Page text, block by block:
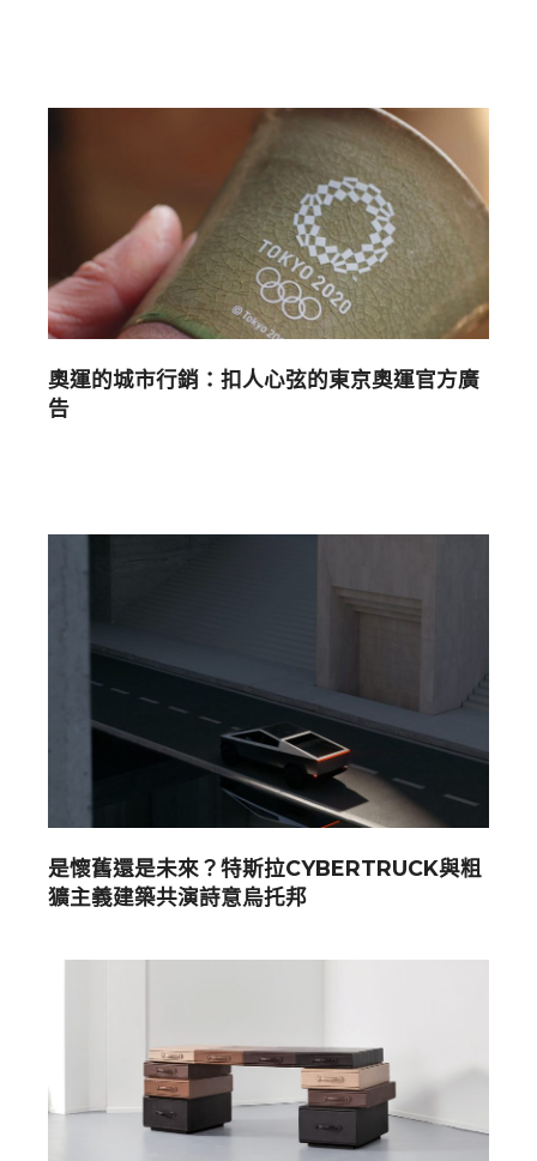
奧運的城市行銷：扣人心弦的東京奧運官方廣
告
是懷舊還是未來？特斯拉CYBERTRUCK與粗
獷主義建築共演詩意烏托邦